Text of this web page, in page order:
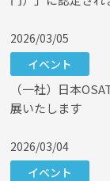
2026/03/05
イベント
（一社）日本
展いたします
2026/03/04
イベント